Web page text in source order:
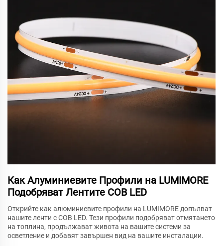
Как Алуминиевите Профили на LUMIMORE
Подобряват Лентите COB LED
Открийте как алюминиевите профили на LUMIMORE допълват
нашите ленти с COB LED. Тези профили подобряват отмятането
на топлина, продължават живота на вашите системи за
осветление и добавят завършен вид на вашите инсталации.